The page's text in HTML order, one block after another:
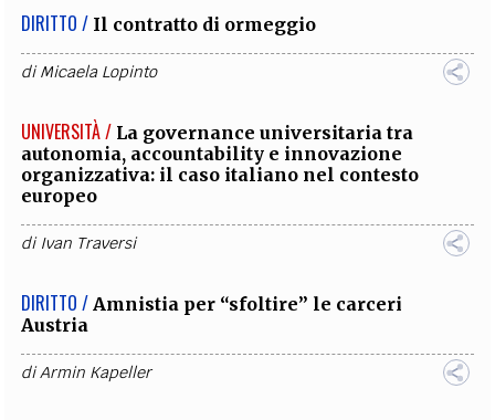
DIRITTO / Il contratto di ormeggio
diMicaela Lopinto
UNIVERSITÀ / La governance universitaria tra
autonomia, accountability e innovazione
organizzativa: il caso italiano nel contesto
europeo
di Ivan Traversi
DIRITTO / Amnistia per “sfoltire” le carceri
Austria
diArmin Kapeller